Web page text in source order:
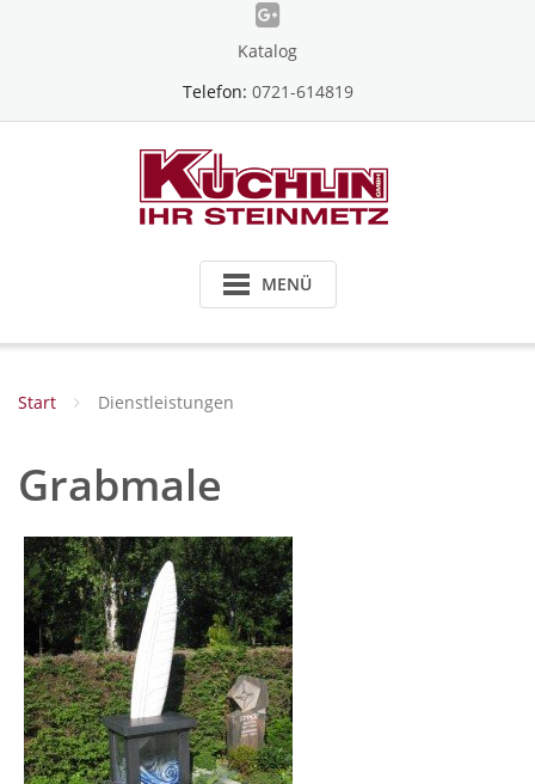
Katalog
Telefon: 0721-614819
MENÜ
Start Dienstleistungen
Grabmale